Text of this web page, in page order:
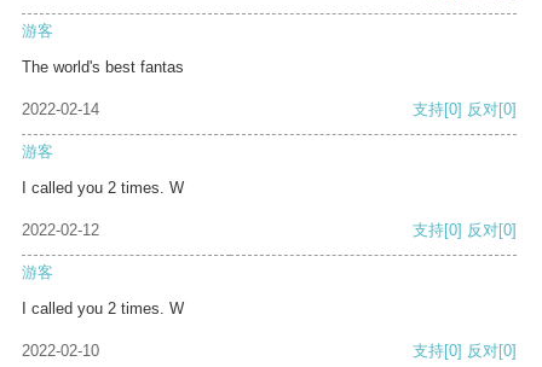
游客
The world's best fantas
2022-02-14 支持[0] 反对[0]
游客
I called you 2 times. W
2022-02-12 支持[0] 反对[0]
游客
I called you 2 times. W
2022-02-10 支持[0] 反对[0]